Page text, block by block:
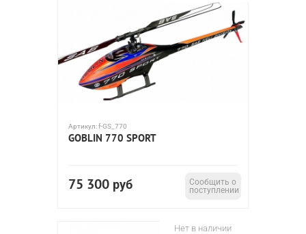
Артикул:f-GS_770
GOBLIN 770 SPORT
75 300 руб
Сообщить о
поступлении
Нет в наличии